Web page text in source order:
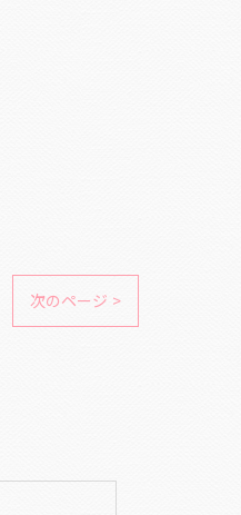
次のページ >